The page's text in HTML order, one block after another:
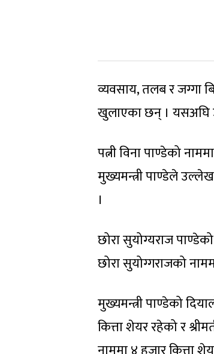
व्यवसाय, तलब र जग्गा
खुलाएका छन् । यसअघि
पत्नी विना पाण्डेको
मुख्यमन्त्री पाण्डेले
।
छोरा सुयोग्यराज
छोरा सुयोग्गराजको
मुख्यमन्त्री पाण्डेको
कित्ता शेयर रहेको र